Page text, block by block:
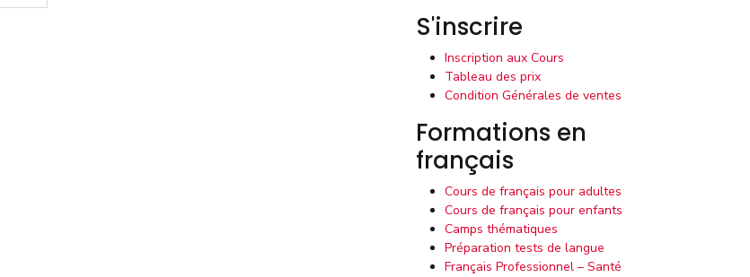
S'inscrire
Inscription aux Cours
Tableau des prix
Condition Générales de ventes
Formations en
français
Cours de français pour adultes
Cours de français pour enfants
Camps thématiques
Préparation tests de langue
Français Professionnel – Santé